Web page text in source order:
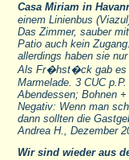
Casa Miriam in
einem Linienbus
Das Zimmer, sauber
Patio auch kein
allerdings haben sie
Als Fr�hst�ck gab es
Marmelade. 3 CUC p.P.
Abendessen; Bohnen
Negativ: Wenn man
dann sollten die
Andrea H., Dezember
Wir sind wieder aus